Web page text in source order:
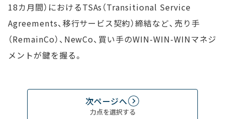
18カ月間）におけるTSAs（Transitional Service
Agreements、移行サービス契約）締結など、売り手
（RemainCo）、NewCo、買い手のWIN-WIN-WINマネジ
メントが鍵を握る。
次ページへ
力点を選択する